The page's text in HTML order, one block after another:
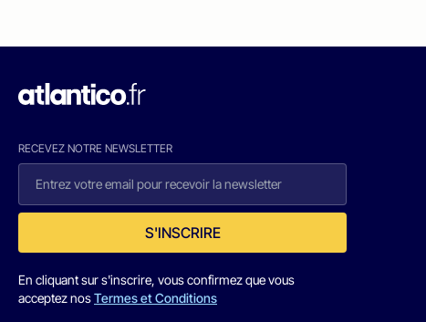
RECEVEZ NOTRE NEWSLETTER
S'INSCRIRE
En cliquant sur s'inscrire, vous confirmez que vous
acceptez nosTermes et Conditions